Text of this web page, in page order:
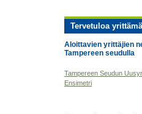
Tervetuloa
Aloittavien yrittäjien
Tampereen seudulla
Tampereen Seudun
Ensimetri